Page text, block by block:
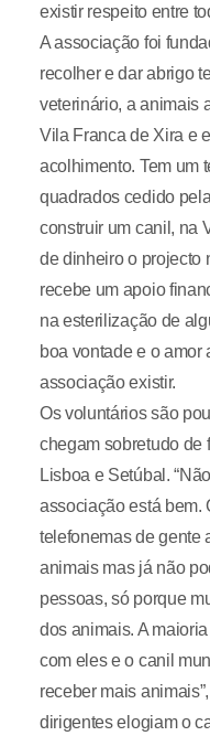
existir respeito entre
A associação foi
recolher e dar abrigo
veterinário, a animais
Vila Franca de Xira e
acolhimento. Tem um
quadrados cedido
construir um canil, na
de dinheiro o projecto
recebe um apoio
na esterilização de
boa vontade e o amor
associação existir.
Os voluntários são
chegam sobretudo de
Lisboa e Setúbal.
associação está bem.
telefonemas de gente
animais mas já não
pessoas, só porque
dos animais. A
com eles e o canil
receber mais
dirigentes elogiam o